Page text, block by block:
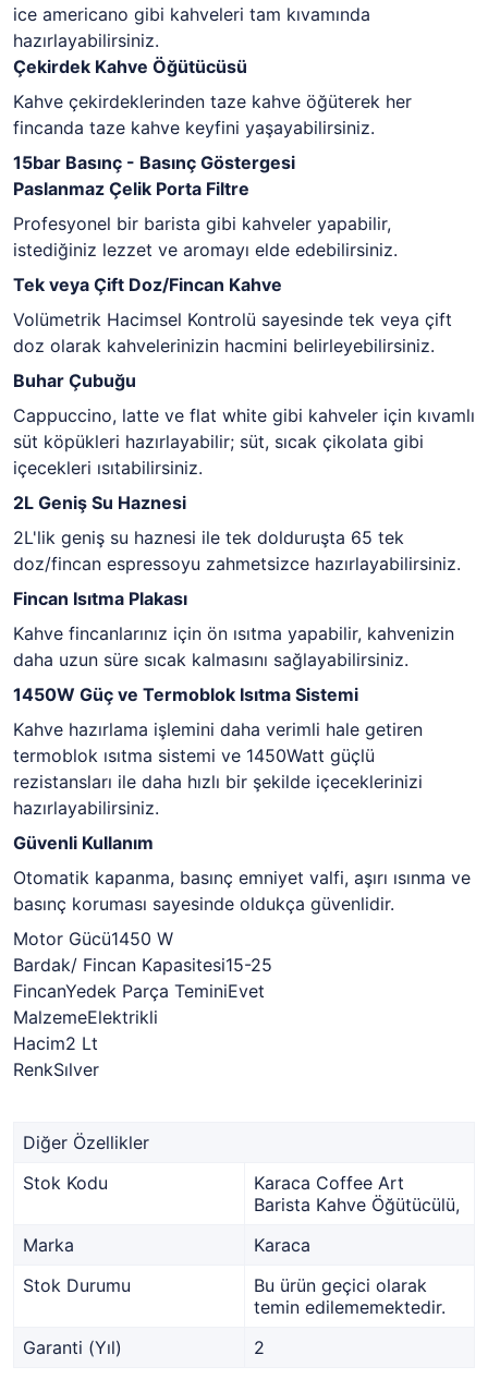
ice americano gibi kahveleri tam kıvamında
hazırlayabilirsiniz.
Çekirdek Kahve Öğütücüsü
Kahve çekirdeklerinden taze kahve öğüterek her
fincanda taze kahve keyfini yaşayabilirsiniz.
15bar Basınç - Basınç Göstergesi
Paslanmaz Çelik Porta Filtre
Profesyonel bir barista gibi kahveler yapabilir,
istediğiniz lezzet ve aromayı elde edebilirsiniz.
Tek veya Çift Doz/Fincan Kahve
Volümetrik Hacimsel Kontrolü sayesinde tek veya çift
doz olarak kahvelerinizin hacmini belirleyebilirsiniz.
Buhar Çubuğu
Cappuccino, latte ve flat white gibi kahveler için kıvamlı
süt köpükleri hazırlayabilir; süt, sıcak çikolata gibi
içecekleri ısıtabilirsiniz.
2L Geniş Su Haznesi
2L'lik geniş su haznesi ile tek dolduruşta 65 tek
doz/fincan espressoyu zahmetsizce hazırlayabilirsiniz.
Fincan Isıtma Plakası
Kahve fincanlarınız için ön ısıtma yapabilir, kahvenizin
daha uzun süre sıcak kalmasını sağlayabilirsiniz.
1450W Güç ve Termoblok Isıtma Sistemi
Kahve hazırlama işlemini daha verimli hale getiren
termoblok ısıtma sistemi ve 1450Watt güçlü
rezistansları ile daha hızlı bir şekilde içeceklerinizi
hazırlayabilirsiniz.
Güvenli Kullanım
Otomatik kapanma, basınç emniyet valfi, aşırı ısınma ve
basınç koruması sayesinde oldukça güvenlidir.
Motor Gücü1450 W
Bardak/ Fincan Kapasitesi15-25
FincanYedek Parça TeminiEvet
MalzemeElektrikli
Hacim2 Lt
RenkSılver
Diğer Özellikler
Stok Kodu
Karaca Coffee Art
Barista Kahve Öğütücülü,
Marka
Karaca
Stok Durumu
Bu ürün geçici olarak
temin edilememektedir.
Garanti (Yıl)
2